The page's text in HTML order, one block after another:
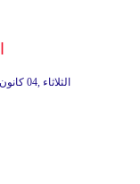
14:37 2012 الثلاثاء ,04 كانون الأول / ديسمبر